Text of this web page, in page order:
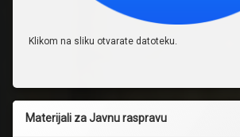
Klikom na sliku otvarate datoteku.
Materijali za Javnu raspravu